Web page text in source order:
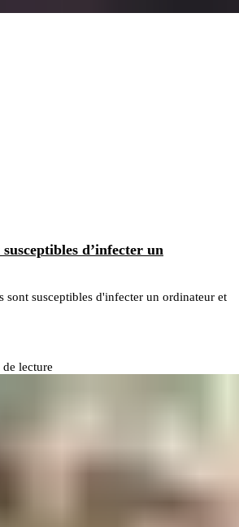
d’infecter un
sont susceptibles d'infecter un ordinateur et
lecture